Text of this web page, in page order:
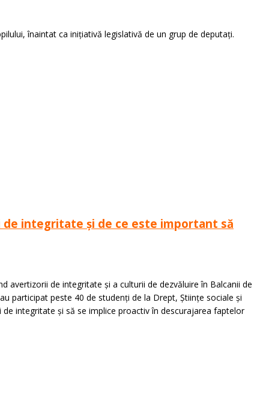
înaintat ca inițiativă legislativă de un grup de deputați.
integritate și de ce este important să
avertizorii de integritate și a culturii de dezvăluire în Balcanii de
participat peste 40 de studenți de la Drept, Științe sociale și
integritate și să se implice proactiv în descurajarea faptelor